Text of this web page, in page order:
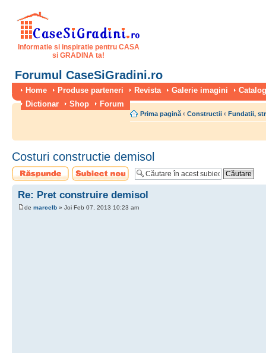
Informatie si inspiratie pentru CASA
si GRADINA ta!
Forumul CaseSiGradini.ro
Home Produse parteneri Revista Galerie imagini
Dictionar
Shop Forum
Prima pagină ‹ Constructii ‹ Fundatii,
Costuri constructie demisol
Scrie un răspuns
Scrie un subiect
nou
Re: Pret construire demisol
de marcelb » Joi Feb 07, 2013 10:23 am